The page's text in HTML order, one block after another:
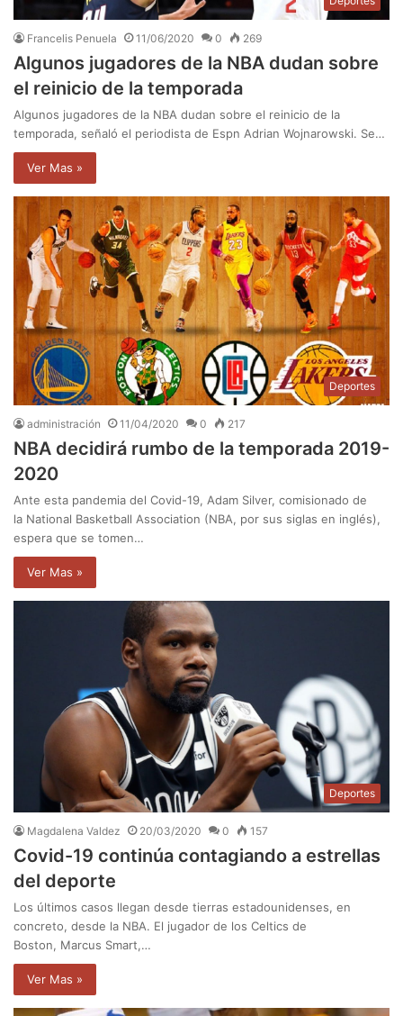
Francelis Penuela 11/06/2020 0 269
Algunos jugadores de la NBA dudan sobre
el reinicio de la temporada
Algunos jugadores de la NBA dudan sobre el reinicio de la
temporada, señaló el periodista de Espn Adrian Wojnarowski. Se…
Ver Mas »
Deportes
administración 11/04/2020 0 217
NBA decidirá rumbo de la temporada 2019-
2020
Ante esta pandemia del Covid-19, Adam Silver, comisionado de
la National Basketball Association (NBA, por sus siglas en inglés),
espera que se tomen…
Ver Mas »
Deportes
Magdalena Valdez 20/03/2020 0 157
Covid-19 continúa contagiando a estrellas
del deporte
Los últimos casos llegan desde tierras estadounidenses, en
concreto, desde la NBA. El jugador de los Celtics de
Boston, Marcus Smart,…
Ver Mas »